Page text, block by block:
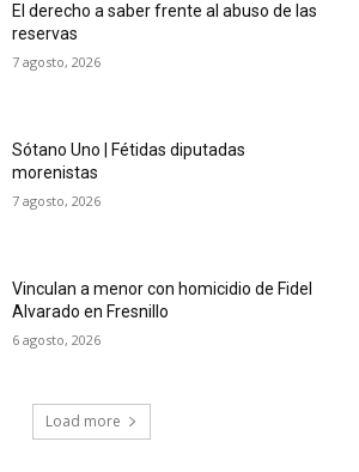
El derecho a saber frente al abuso de las
reservas
7 agosto, 2026
Sótano Uno | Fétidas diputadas
morenistas
7 agosto, 2026
Vinculan a menor con homicidio de Fidel
Alvarado en Fresnillo
6 agosto, 2026
Load more